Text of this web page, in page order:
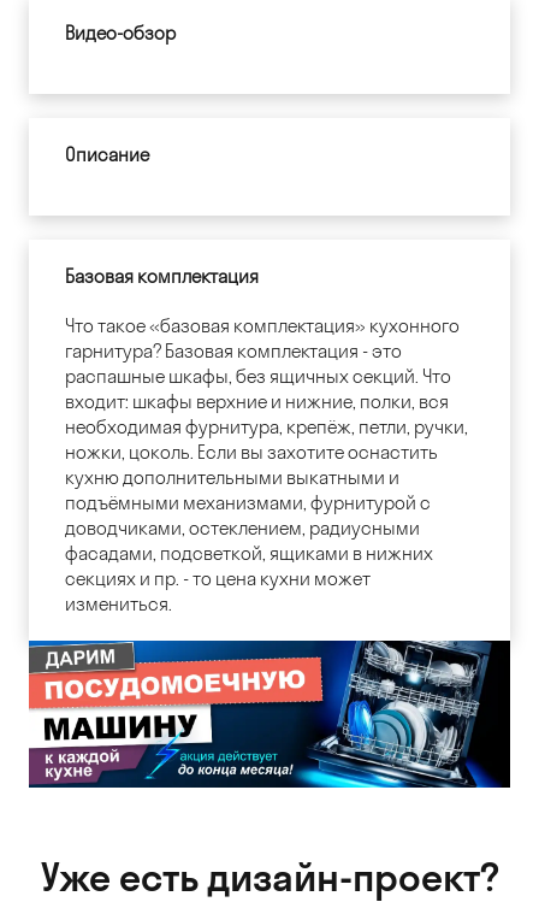
Видео-обзор
Описание
Базовая комплектация
Что такое «базовая комплектация» кухонного
гарнитура? Базовая комплектация - это
распашные шкафы, без ящичных секций. Что
входит: шкафы верхние и нижние, полки, вся
необходимая фурнитура, крепёж, петли, ручки,
ножки, цоколь. Если вы захотите оснастить
кухню дополнительными выкатными и
подъёмными механизмами, фурнитурой с
доводчиками, остеклением, радиусными
фасадами, подсветкой, ящиками в нижних
секциях и пр. - то цена кухни может
измениться.
Уже есть дизайн-проект?